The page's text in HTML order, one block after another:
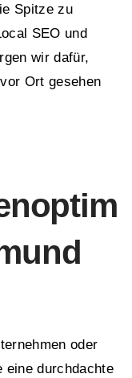
Spitze zu
SEO und
wir dafür,
Ort gesehen
oder
eine durchdachte